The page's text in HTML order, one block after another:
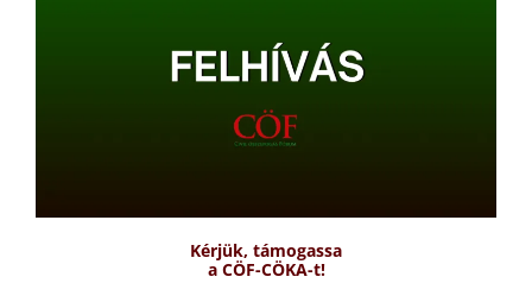
Kérjük, támogassa
a CÖF-CÖKA-t!